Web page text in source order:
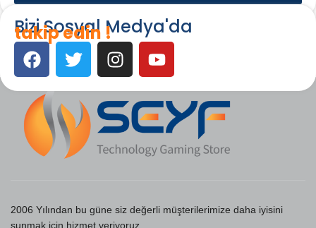
Bizi Sosyal Medya'da
takip edin !
2006 Yılından bu güne siz değerli müşterilerimize daha iyisini
sunmak için hizmet veriyoruz.